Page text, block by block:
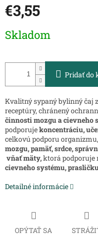
€3,55
cena:
Skladom
Pridať do
Kvalitný sypaný bylinný čaj
receptúry, chránený
činnosti mozgu a cievneho
podporujekoncentráciu,
celkovú podporu organizmu,
mozgu, pamäť, srdce,
vňaťmäty,ktorápodporuje
cievneho systému,
Detailné informácie
OPÝTAŤ SA